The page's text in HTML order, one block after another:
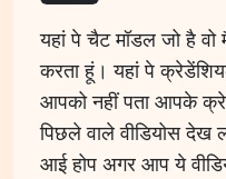
यहां पे चैट मॉडल जो है
करता हूं। यहां पे
आपको नहीं पता आपके
पिछले वाले वीडियोस
आई होप अगर आप ये